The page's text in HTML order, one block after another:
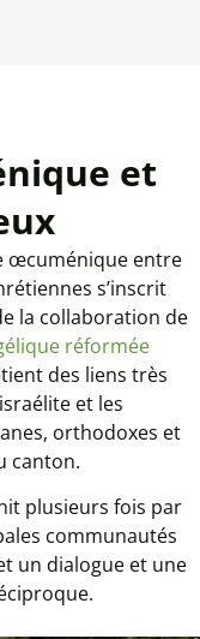
et
œcuménique entre
s’inscrit
la collaboration de
réformée
des liens très
et les
orthodoxes et
canton.
plusieurs fois par
communautés
un dialogue et une